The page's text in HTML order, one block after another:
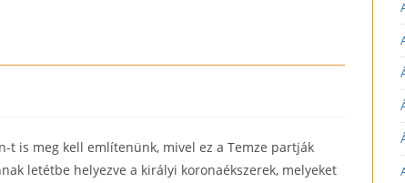
t is meg kell említenünk, mivel ez a Temze partják
letétbe helyezve a királyi koronaékszerek, melyeket